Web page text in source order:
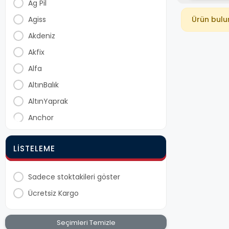
Ag Pil
Agiss
Akdeniz
Akfix
Alfa
AltınBalık
AltınYaprak
Anchor
Arko
Aslanlı
Ayıntab
Bay-Tec
Bee Home
LISTELEME
Sadece stoktakileri göster
Ücretsiz Kargo
Seçimleri Temizle
Ürün